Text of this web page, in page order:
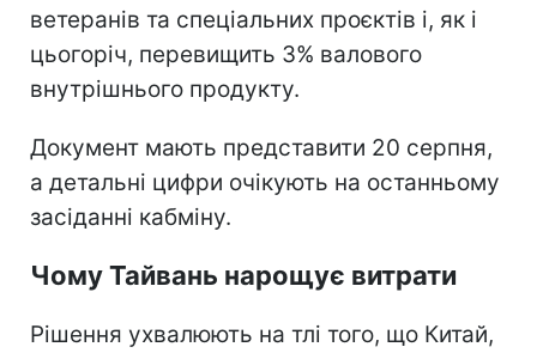
ветеранів та спеціальних проєктів і, як і
цьогоріч, перевищить 3% валового
внутрішнього продукту.
Документ мають представити 20 серпня,
а детальні цифри очікують на останньому
засіданні кабміну.
Чому Тайвань нарощує витрати
Рішення ухвалюють на тлі того, що Китай,